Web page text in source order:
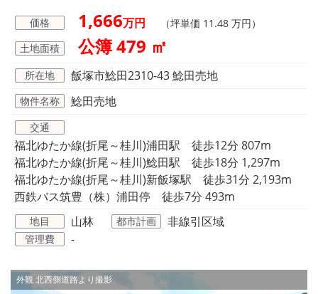
価格 1,666万円
（坪単価 11.48 万円）
土地面積
公簿 479 ㎡
所在地 飯塚市鯰田2310-43 鯰田売地
物件名称 鯰田売地
交通
福北ゆたか線(折尾～桂川)浦田駅 徒歩12分 807m
福北ゆたか線(折尾～桂川)鯰田駅 徒歩18分 1,297m
福北ゆたか線(折尾～桂川)新飯塚駅 徒歩31分 2,193m
西鉄バス筑豊（株）浦田停 徒歩7分 493m
地目 山林 都市計画 非線引区域
管理費 -
外観北西側道路より撮影